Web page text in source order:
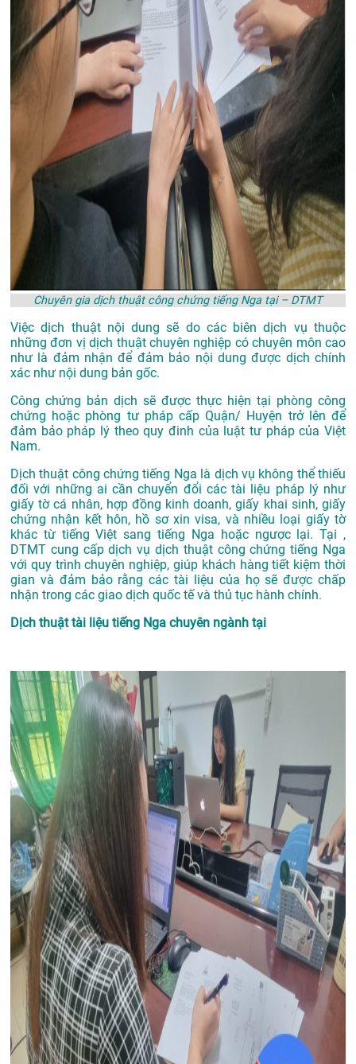
Chuyên gia dịch thuật công chứng tiếng Nga tại – DTMT
Việc dịch thuật nội dung sẽ do các biên dịch vụ thuộc
những đơn vị dịch thuật chuyên nghiệp có chuyên môn cao
như là đảm nhận để đảm bảo nội dung được dịch chính
xác như nội dung bản gốc.
Công chứng bản dịch sẽ được thực hiện tại phòng công
chứng hoặc phòng tư pháp cấp Quận/ Huyện trở lên để
đảm bảo pháp lý theo quy đinh của luật tư pháp của Việt
Nam.
Dịch thuật công chứng tiếng Nga là dịch vụ không thể thiếu
đối với những ai cần chuyển đổi các tài liệu pháp lý như
giấy tờ cá nhân, hợp đồng kinh doanh, giấy khai sinh, giấy
chứng nhận kết hôn, hồ sơ xin visa, và nhiều loại giấy tờ
khác từ tiếng Việt sang tiếng Nga hoặc ngược lại. Tại ,
DTMT cung cấp dịch vụ dịch thuật công chứng tiếng Nga
với quy trình chuyên nghiệp, giúp khách hàng tiết kiệm thời
gian và đảm bảo rằng các tài liệu của họ sẽ được chấp
nhận trong các giao dịch quốc tế và thủ tục hành chính.
Dịch thuật tài liệu tiếng Nga chuyên ngành tại